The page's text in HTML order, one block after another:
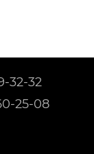
32-32
25-08